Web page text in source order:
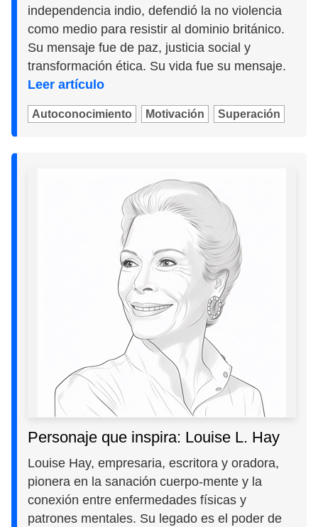
independencia indio, defendió la no violencia
como medio para resistir al dominio británico.
Su mensaje fue de paz, justicia social y
transformación ética. Su vida fue su mensaje.
Leer artículo
Autoconocimiento Motivación Superación
Personaje que inspira: Louise L. Hay
Louise Hay, empresaria, escritora y oradora,
pionera en la sanación cuerpo-mente y la
conexión entre enfermedades físicas y
patrones mentales. Su legado es el poder de